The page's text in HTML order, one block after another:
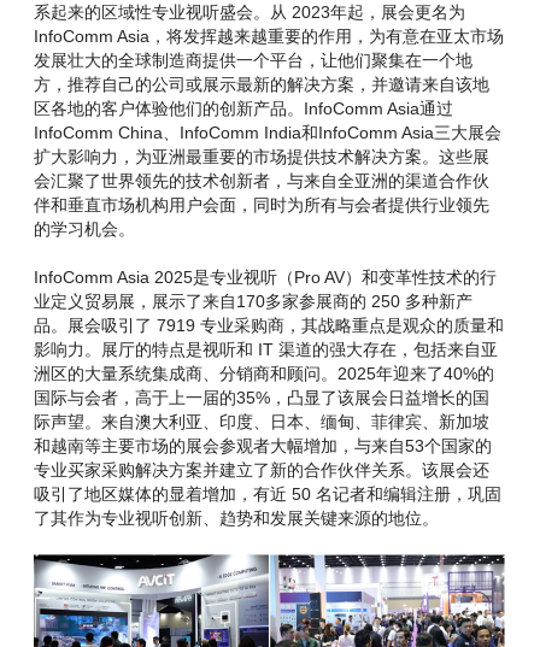
系起来的区域性专业视听盛会。从 2023年起，展会更名为
InfoComm Asia，将发挥越来越重要的作用，为有意在亚太市场
发展壮大的全球制造商提供一个平台，让他们聚集在一个地
方，推荐自己的公司或展示最新的解决方案，并邀请来自该地
区各地的客户体验他们的创新产品。InfoComm Asia通过
InfoComm China、InfoComm India和InfoComm Asia三大展会
扩大影响力，为亚洲最重要的市场提供技术解决方案。这些展
会汇聚了世界领先的技术创新者，与来自全亚洲的渠道合作伙
伴和垂直市场机构用户会面，同时为所有与会者提供行业领先
的学习机会。
InfoComm Asia 2025是专业视听（Pro AV）和变革性技术的行
业定义贸易展，展示了来自170多家参展商的 250 多种新产
品。展会吸引了 7919 专业采购商，其战略重点是观众的质量和
影响力。展厅的特点是视听和 IT 渠道的强大存在，包括来自亚
洲区的大量系统集成商、分销商和顾问。2025年迎来了40%的
国际与会者，高于上一届的35%，凸显了该展会日益增长的国
际声望。来自澳大利亚、印度、日本、缅甸、菲律宾、新加坡
和越南等主要市场的展会参观者大幅增加，与来自53个国家的
专业买家采购解决方案并建立了新的合作伙伴关系。该展会还
吸引了地区媒体的显着增加，有近 50 名记者和编辑注册，巩固
了其作为专业视听创新、趋势和发展关键来源的地位。